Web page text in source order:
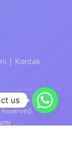
| Kontak
us